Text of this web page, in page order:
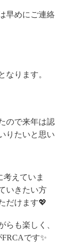
早めにご連絡
なります。
ので来年は認
りたいと思い
えていま
いきたい方
だけます💖
らも楽しく、
です✨